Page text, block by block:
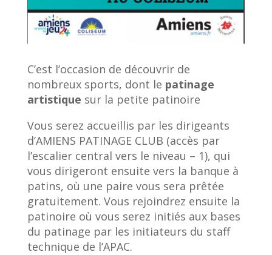
C’est l’occasion de découvrir de
nombreux sports, dont le patinage
artistique sur la petite patinoire
Vous serez accueillis par les dirigeants
d’AMIENS PATINAGE CLUB (accès par
l’escalier central vers le niveau – 1), qui
vous dirigeront ensuite vers la banque à
patins, où une paire vous sera prêtée
gratuitement. Vous rejoindrez ensuite la
patinoire où vous serez initiés aux bases
du patinage par les initiateurs du staff
technique de l’APAC.